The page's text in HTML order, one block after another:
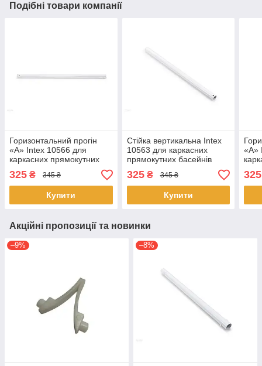
Подібні товари компанії
Горизонтальний прогін
«A» Intex 10566 для
каркасних прямокутних
басейнів Small
Frame,Rectangular frame
(28273)
325 ₴ 345 ₴
Купити
Стійка вертикальна Intex
10563 для каркасних
прямокутних басейнів
Rectangular frame (28272)
325₴ 345 ₴
Купити
«A»
325
Акційні пропозиції та новинки
–9% –8%